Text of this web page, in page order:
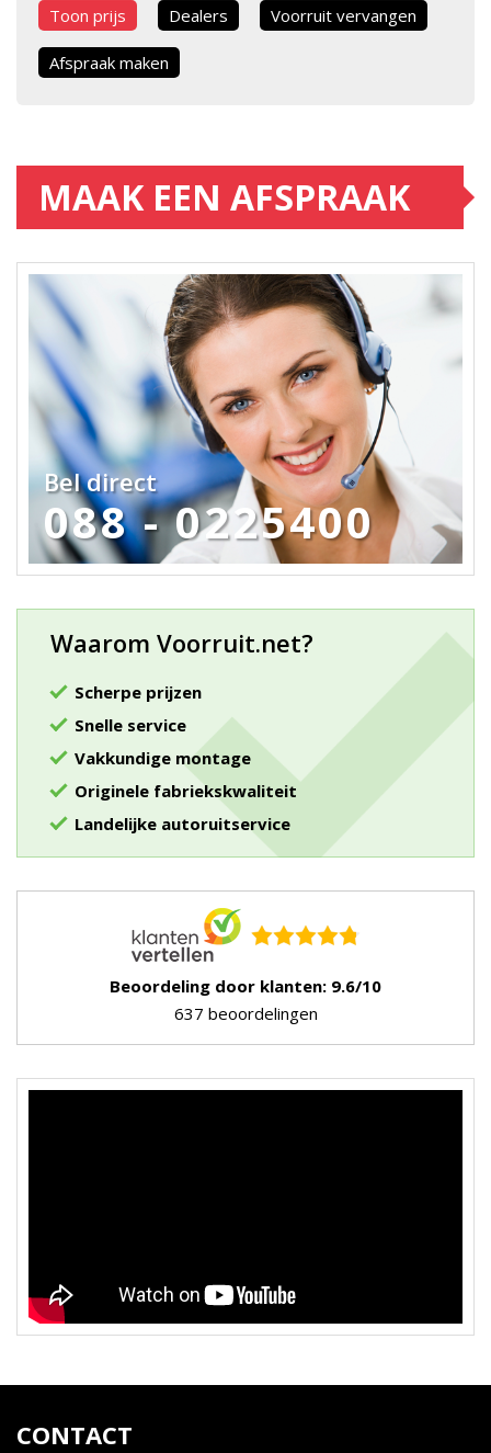
Toon prijs Dealers Voorruit vervangen
Afspraak maken
MAAK EEN AFSPRAAK
Bel direct
088 - 0225400
Waarom Voorruit.net?
Scherpe prijzen
Snelle service
Vakkundige montage
Originele fabriekskwaliteit
Landelijke autoruitservice
Beoordeling door klanten: 9.6/10
637 beoordelingen
CONTACT